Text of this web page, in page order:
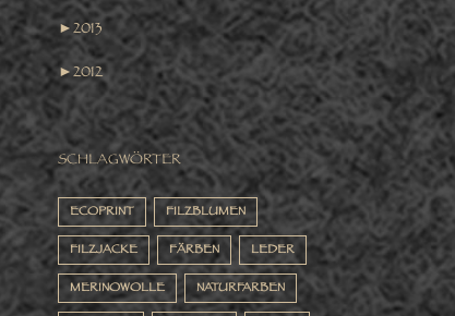
►2013
►2012
SCHLAGWÖRTER
ECOPRINT FILZBLUMEN
FILZJACKE FÄRBEN LEDER
MERINOWOLLE NATURFARBEN